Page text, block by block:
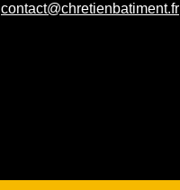
contact@chretienbatiment.fr